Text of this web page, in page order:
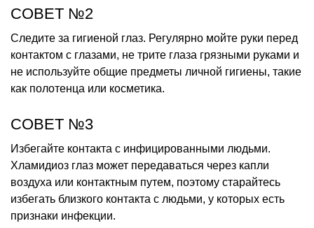
СОВЕТ №2
Следите за гигиеной глаз. Регулярно мойте руки перед
контактом с глазами, не трите глаза грязными руками и
не используйте общие предметы личной гигиены, такие
как полотенца или косметика.
СОВЕТ №3
Избегайте контакта с инфицированными людьми.
Хламидиоз глаз может передаваться через капли
воздуха или контактным путем, поэтому старайтесь
избегать близкого контакта с людьми, у которых есть
признаки инфекции.